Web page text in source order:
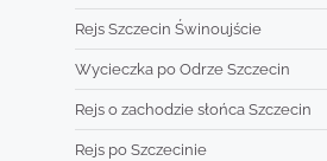
Rejs Szczecin Świnoujście
Wycieczka po Odrze Szczecin
Rejs o zachodzie słońca Szczecin
Rejs po Szczecinie